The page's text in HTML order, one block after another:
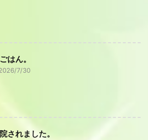
はん。
7/30
されました。